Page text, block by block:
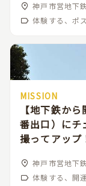
神戸市営地下
駅
体験する、ポ
MISSION
【地下鉄か
番出口）にチ
撮ってアップ
神戸市営地下
体験する、開